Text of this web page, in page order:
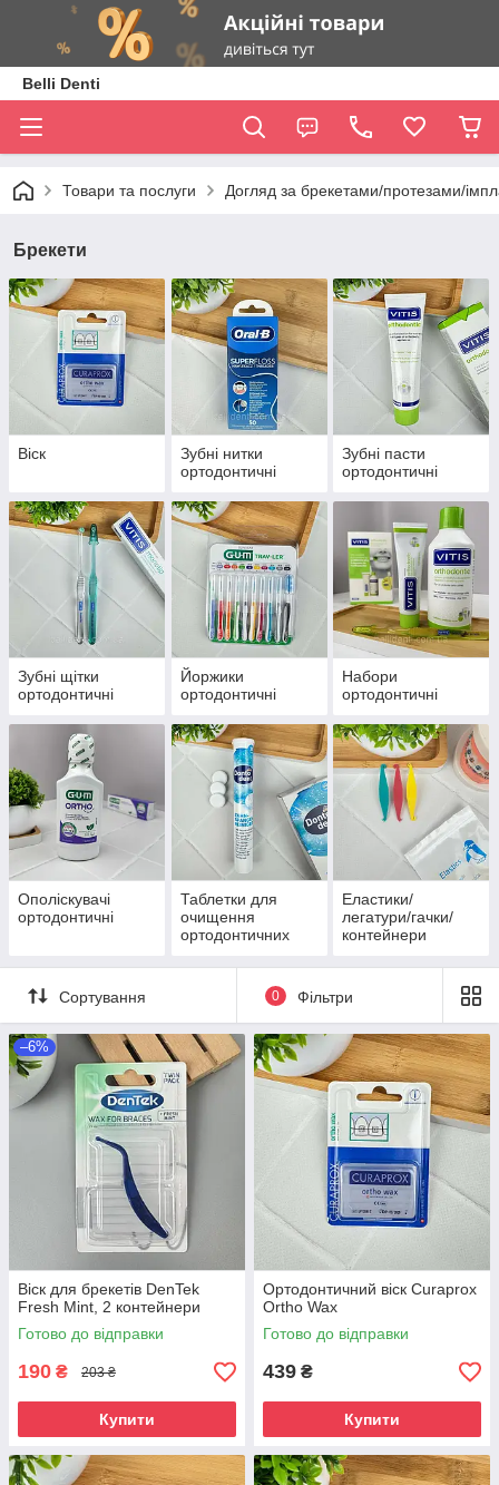
Belli Denti
Товари та послуги Догляд за брекетами/протезами/
Брекети
Віск
Зубні нитки
ортодонтичні
Зубні пасти
ортодонтичні
Зубні щітки
ортодонтичні
Йоржики
ортодонтичні
Набори
ортодонтичні
Ополіскувачі
ортодонтичні
Таблетки для
очищення
ортодонтичних
Еластики/
легатури/гачки/
контейнери
Сортування 0 Фільтри
–6%
Віск для брекетів DenTek
Fresh Mint, 2 контейнери
Готово до відправки
190 ₴ 203 ₴
Купити
Ортодонтичний віск Curaprox
Ortho Wax
Готово до відправки
439 ₴
Купити